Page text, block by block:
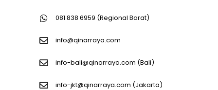
081 838 6959 (Regional Barat)
info@qinarraya.com
info-bali@qinarraya.com (Bali)
info-jkt@qinarraya.com (Jakarta)